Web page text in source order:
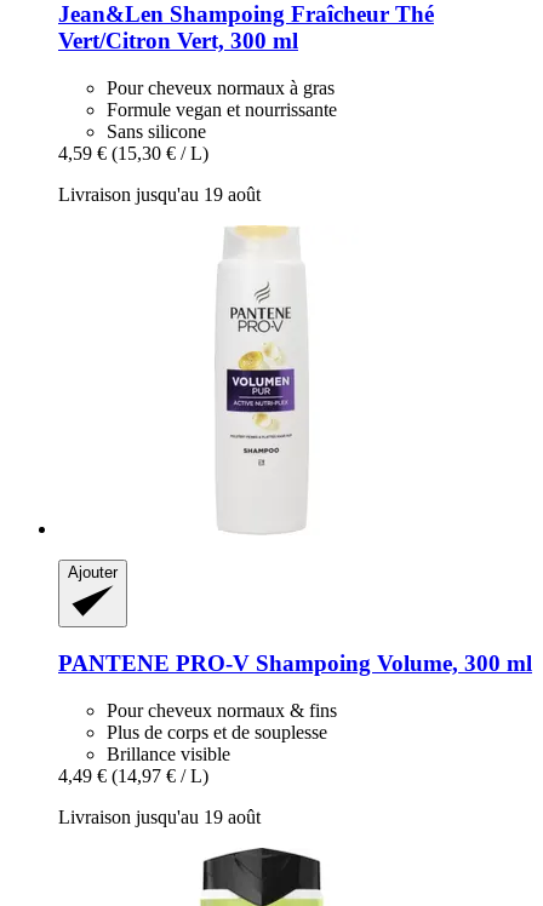
Jean&Len Shampoing Fraîcheur Thé
Vert/Citron Vert, 300 ml
Pour cheveux normaux à gras
Formule vegan et nourrissante
Sans silicone
4,59 € (15,30 € / L)
Livraison jusqu'au 19 août
Ajouter
PANTENE PRO-V Shampoing Volume, 300 ml
Pour cheveux normaux & fins
Plus de corps et de souplesse
Brillance visible
4,49 € (14,97 € / L)
Livraison jusqu'au 19 août